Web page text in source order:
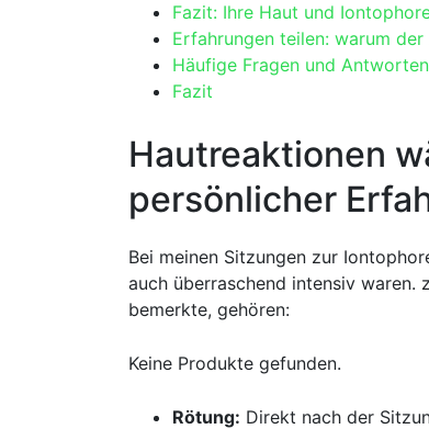
Fazit: ⁢Ihre Haut und
Erfahrungen teilen: warum
Häufige ‍Fragen und Antworten
Fazit
Hautreaktionen
persönlicher
Bei meinen Sitzungen zur
auch überraschend intensiv waren.⁤
⁢bemerkte, gehören:
Keine Produkte gefunden.
Rötung: Direkt ‍nach der